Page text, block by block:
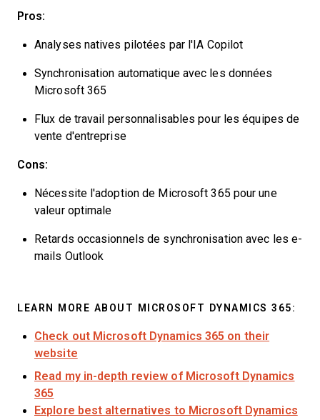
Pros:
Analyses natives pilotées par l'IA Copilot
Synchronisation automatique avec les données
Microsoft 365
Flux de travail personnalisables pour les équipes de
vente d'entreprise
Cons:
Nécessite l'adoption de Microsoft 365 pour une
valeur optimale
Retards occasionnels de synchronisation avec les e-
mails Outlook
LEARN MORE ABOUT MICROSOFT DYNAMICS 365:
Check out Microsoft Dynamics 365 on their
website
Read my in-depth review of Microsoft Dynamics
365
Explore best alternatives to Microsoft Dynamics